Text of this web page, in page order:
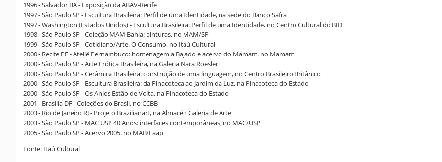
1996 - Salvador BA - Exposição da ABAV-Recife
1997 - São Paulo SP - Escultura Brasileira: Perfil de uma Identidade, na sede do Banco Safra
1997 - Washington (Estados Unidos) - Escultura Brasileira: Perfil de uma Identidade, no Centro Cultural do BID
1998 - São Paulo SP - Coleção MAM Bahia: pinturas, no MAM/SP
1999 - São Paulo SP - Cotidiano/Arte. O Consumo, no Itaú Cultural
2000 - Recife PE - Ateliê Pernambuco: homenagem a Bajado e acervo do Mamam, no Mamam
2000 - São Paulo SP - Arte Erótica Brasileira, na Galeria Nara Roesler
2000 - São Paulo SP - Cerâmica Brasileira: construção de uma linguagem, no Centro Brasileiro Britânico
2000 - São Paulo SP - Escultura Brasileira: da Pinacoteca ao Jardim da Luz, na Pinacoteca do Estado
2000 - São Paulo SP - Os Anjos Estão de Volta, na Pinacoteca do Estado
2001 - Brasília DF - Coleções do Brasil, no CCBB
2003 - Rio de Janeiro RJ - Projeto Brazilianart, na Almacén Galeria de Arte
2003 - São Paulo SP - MAC USP 40 Anos: interfaces contemporâneas, no MAC/USP
2005 - São Paulo SP - Acervo 2005, no MAB/Faap
Fonte: Itaú Cultural